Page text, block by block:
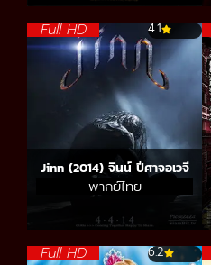
Full HD 4.1
Jinn (2014) จินน์ ปีศาจอเวจี
พากย์ไทย
Full HD 6.2